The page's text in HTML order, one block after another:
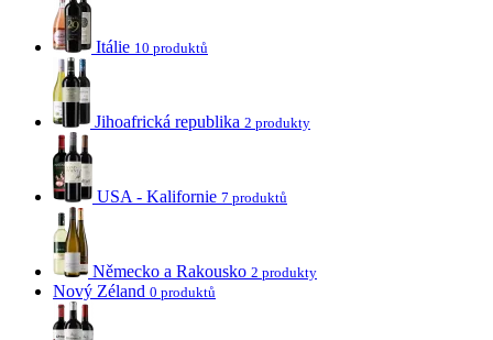
Itálie 10 produktů
Jihoafrická republika 2 produkty
USA - Kalifornie 7 produktů
Německo a Rakousko 2 produkty
Nový Zéland 0 produktů